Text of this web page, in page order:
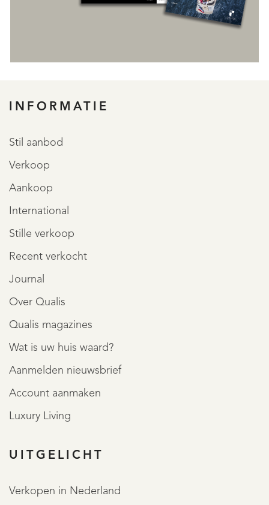
INFORMATIE
Stil aanbod
Verkoop
Aankoop
International
Stille verkoop
Recent verkocht
Journal
Over Qualis
Qualis magazines
Wat is uw huis waard?
Aanmelden nieuwsbrief
Account aanmaken
Luxury Living
UITGELICHT
Verkopen in Nederland